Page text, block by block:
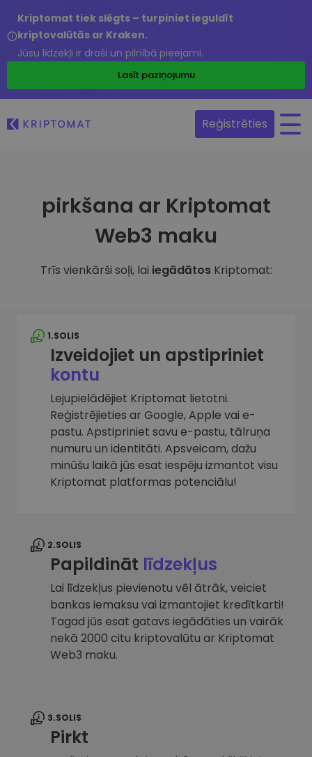
Kriptomat tiek slēgts – turpiniet ieguldīt
kriptovalūtās ar Kraken.
Jūsu līdzekļi ir droši un pilnībā pieejami.
Lasīt paziņojumu
Reģistrēties
pirkšana ar Kriptomat
Web3 maku
Trīs vienkārši soļi, lai iegādātos Kriptomat:
1.SOLIS
Izveidojiet un apstipriniet
kontu
Lejupielādējiet Kriptomat lietotni.
Reģistrējieties ar Google, Apple vai e-
pastu. Apstipriniet savu e-pastu, tālruņa
numuru un identitāti. Apsveicam, dažu
minūšu laikā jūs esat iespēju izmantot visu
Kriptomat platformas potenciālu!
2.SOLIS
Papildināt līdzekļus
Lai līdzekļus pievienotu vēl ātrāk, veiciet
bankas iemaksu vai izmantojiet kredītkarti!
Tagad jūs esat gatavs iegādāties un vairāk
nekā 2000 citu kriptovalūtu ar Kriptomat
Web3 maku.
3.SOLIS
Pirkt